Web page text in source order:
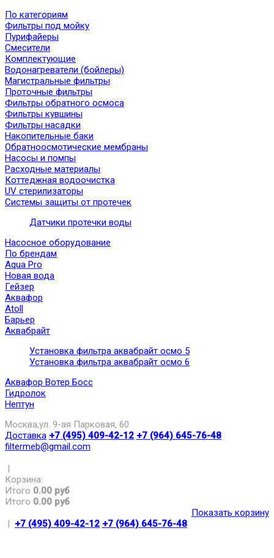
По категориям
Фильтры под мойку
Пурифайеры
Смесители
Комплектующие
Водонагреватели (бойлеры)
Магистральные фильтры
Проточные фильтры
Фильтры обратного осмоса
Фильтры кувшины
Фильтры насадки
Накопительные баки
Обратноосмотические мембраны
Насосы и помпы
Расходные материалы
Коттеджная водоочистка
UV стерилизаторы
Системы защиты от протечек
Датчики протечки воды
Насосное оборудование
По брендам
Aqua Pro
Новая вода
Гейзер
Аквафор
Atoll
Барьер
Аквабрайт
Установка фильтра аквабрайт осмо 5
Установка фильтра аквабрайт осмо 6
Аквафор Вотер Босс
Гидролок
Нептун
Москва,ул. 9-ая Парковая, 60
Доставка +7 (495) 409-42-12 +7 (964) 645-76-48
filtermeb@gmail.com
|
Корзина:
Итого 0.00 руб
Итого 0.00 руб
Показать корзину
| +7 (495) 409-42-12 +7 (964) 645-76-48